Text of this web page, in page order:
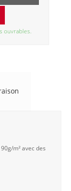
ouvrables.
m² avec des